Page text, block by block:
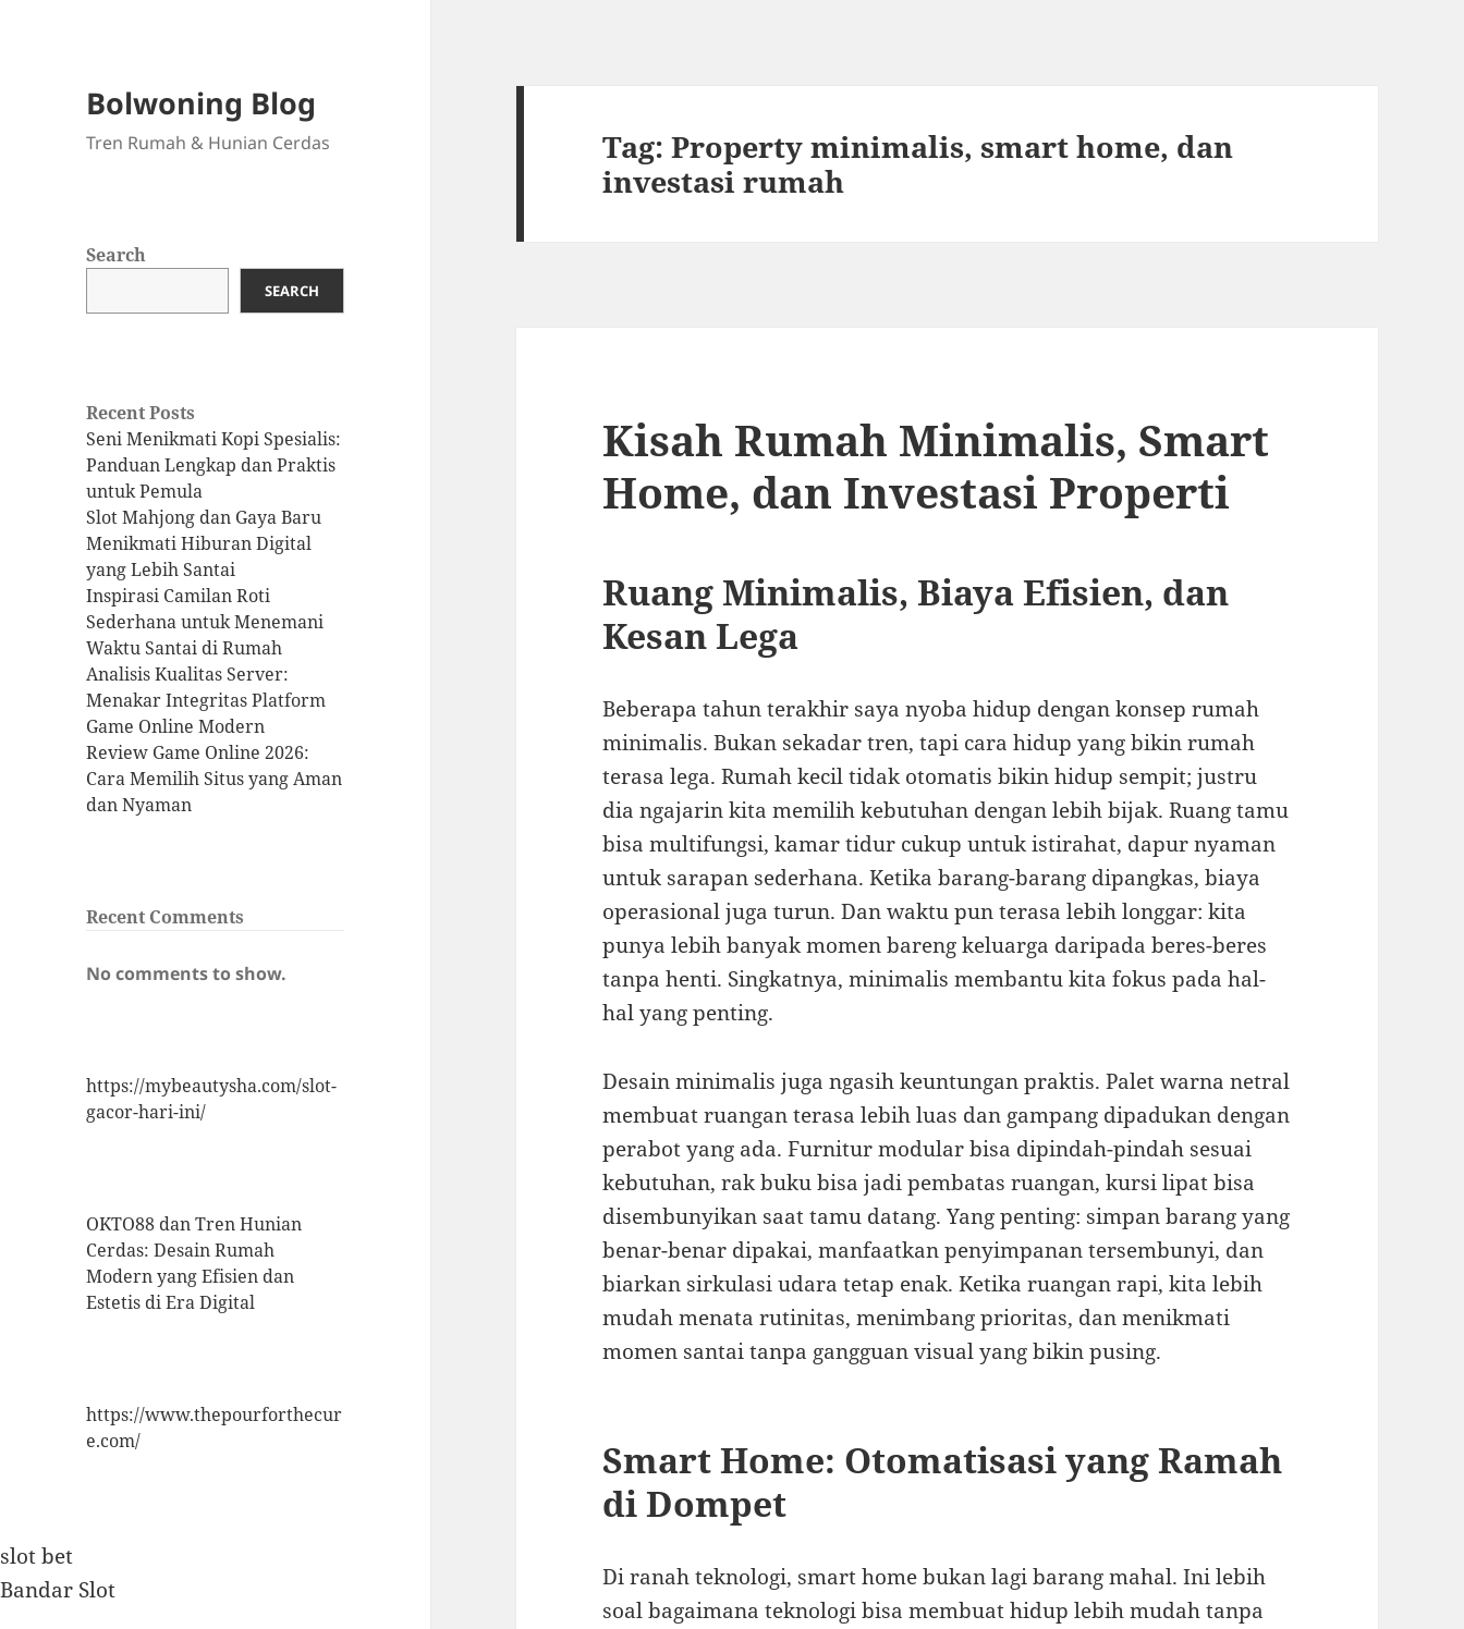
Bolwoning Blog
Tren Rumah & Hunian Cerdas
Search
SEARCH
Recent Posts
Seni Menikmati Kopi Spesialis:
Panduan Lengkap dan Praktis
untuk Pemula
Slot Mahjong dan Gaya Baru
Menikmati Hiburan Digital
yang Lebih Santai
Inspirasi Camilan Roti
Sederhana untuk Menemani
Waktu Santai di Rumah
Analisis Kualitas Server:
Menakar Integritas Platform
Game Online Modern
Review Game Online 2026:
Cara Memilih Situs yang Aman
dan Nyaman
Recent Comments
No comments to show.
https://mybeautysha.com/slot-
gacor-hari-ini/
OKTO88 dan Tren Hunian
Cerdas: Desain Rumah
Modern yang Efisien dan
Estetis di Era Digital
https://www.thepourforthecur
e.com/
slot bet
Bandar Slot
Tag:Property minimalis, smart home, dan
investasi rumah
Kisah Rumah Minimalis, Smart
Home, dan Investasi Properti
Ruang Minimalis, Biaya Efisien, dan
Kesan Lega
Beberapa tahun terakhir saya nyoba hidup dengan konsep rumah
minimalis. Bukan sekadar tren, tapi cara hidup yang bikin rumah
terasa lega. Rumah kecil tidak otomatis bikin hidup sempit; justru
dia ngajarin kita memilih kebutuhan dengan lebih bijak. Ruang tamu
bisa multifungsi, kamar tidur cukup untuk istirahat, dapur nyaman
untuk sarapan sederhana. Ketika barang-barang dipangkas, biaya
operasional juga turun. Dan waktu pun terasa lebih longgar: kita
punya lebih banyak momen bareng keluarga daripada beres-beres
tanpa henti. Singkatnya, minimalis membantu kita fokus pada hal-
hal yang penting.
Desain minimalis juga ngasih keuntungan praktis. Palet warna netral
membuat ruangan terasa lebih luas dan gampang dipadukan dengan
perabot yang ada. Furnitur modular bisa dipindah-pindah sesuai
kebutuhan, rak buku bisa jadi pembatas ruangan, kursi lipat bisa
disembunyikan saat tamu datang. Yang penting: simpan barang yang
benar-benar dipakai, manfaatkan penyimpanan tersembunyi, dan
biarkan sirkulasi udara tetap enak. Ketika ruangan rapi, kita lebih
mudah menata rutinitas, menimbang prioritas, dan menikmati
momen santai tanpa gangguan visual yang bikin pusing.
Smart Home: Otomatisasi yang Ramah
di Dompet
Di ranah teknologi, smart home bukan lagi barang mahal. Ini lebih
soal bagaimana teknologi bisa membuat hidup lebih mudah tanpa